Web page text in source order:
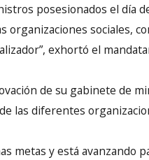
posesionados el día
organizaciones sociales,
exhortó el
de su gabinete de
las diferentes
metas y está avanzando